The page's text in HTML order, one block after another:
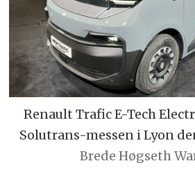
Renault Trafic E-Tech
Solutrans-messen i Lyon
Brede Høgseth